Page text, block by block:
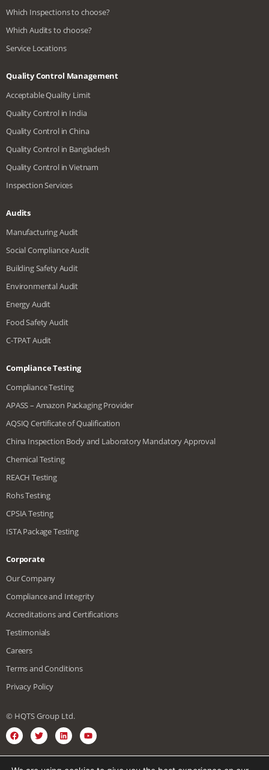
Which Inspections to choose?
Which Audits to choose?
Service Locations
Quality Control Management
Acceptable Quality Limit
Quality Control in India
Quality Control in China
Quality Control in Bangladesh
Quality Control in Vietnam
Inspection Services
Audits
Manufacturing Audit
Social Compliance Audit
Building Safety Audit
Environmental Audit
Energy Audit
Food Safety Audit
C-TPAT Audit
Compliance Testing
Compliance Testing
APASS – Amazon Packaging Provider
AQSIQ Certificate of Qualification
China Inspection Body and Laboratory Mandatory Approval
Chemical Testing
REACH Testing
Rohs Testing
CPSIA Testing
ISTA Package Testing
Corporate
Our Company
Compliance and Integrity
Accreditations and Certifications
Testimonials
Careers
Terms and Conditions
Privacy Policy
© HQTS Group Ltd.